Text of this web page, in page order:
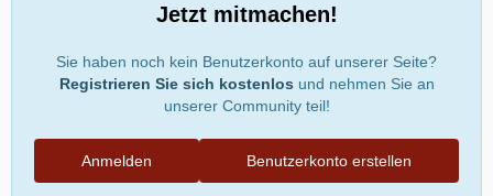
Jetzt mitmachen!
Sie haben noch kein Benutzerkonto auf unserer Seite?
Registrieren Sie sich kostenlos und nehmen Sie an
unserer Community teil!
Benutzerkonto erstellen
Anmelden